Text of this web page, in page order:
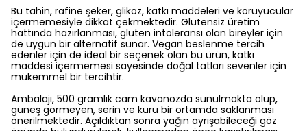
Bu tahin, rafine şeker, glikoz, katkı maddeleri ve koruyucular
içermemesiyle dikkat çekmektedir. Glutensiz üretim
hattında hazırlanması, gluten intoleransı olan bireyler için
de uygun bir alternatif sunar. Vegan beslenme tercih
edenler için de ideal bir seçenek olan bu ürün, katkı
maddesi içermemesi sayesinde doğal tatları sevenler için
mükemmel bir tercihtir.
Ambalajı, 500 gramlık cam kavanozda sunulmakta olup,
güneş görmeyen, serin ve kuru bir ortamda saklanması
önerilmektedir. Açıldıktan sonra yağın ayrışabileceği göz